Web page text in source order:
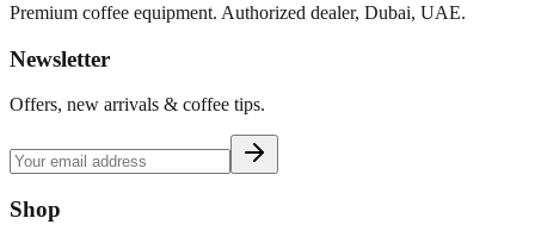
Premium coffee equipment. Authorized dealer, Dubai, UAE.
Newsletter
Offers, new arrivals & coffee tips.
Shop